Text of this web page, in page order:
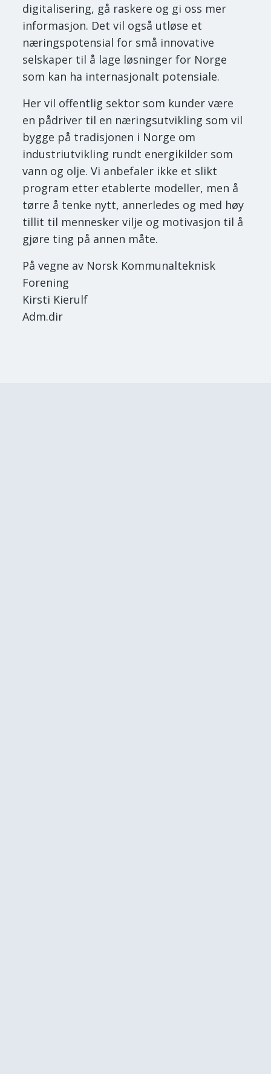
digitalisering, gå raskere og gi oss mer
informasjon. Det vil også utløse et
næringspotensial for små innovative
selskaper til å lage løsninger for Norge
som kan ha internasjonalt potensiale.
Her vil offentlig sektor som kunder være
en pådriver til en næringsutvikling som vil
bygge på tradisjonen i Norge om
industriutvikling rundt energikilder som
vann og olje. Vi anbefaler ikke et slikt
program etter etablerte modeller, men å
tørre å tenke nytt, annerledes og med høy
tillit til mennesker vilje og motivasjon til å
gjøre ting på annen måte.
På vegne av Norsk Kommunalteknisk
Forening
Kirsti Kierulf
Adm.dir